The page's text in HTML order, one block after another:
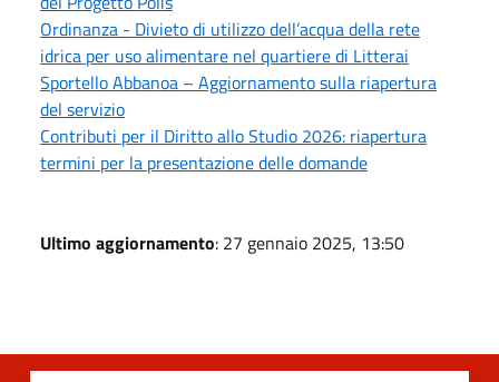
Ordinanza - Divieto di utilizzo dell’acqua della rete
idrica per uso alimentare nel quartiere di Litterai
Sportello Abbanoa – Aggiornamento sulla riapertura
del servizio
Contributi per il Diritto allo Studio 2026: riapertura
termini per la presentazione delle domande
Ultimo aggiornamento: 27 gennaio 2025, 13:50